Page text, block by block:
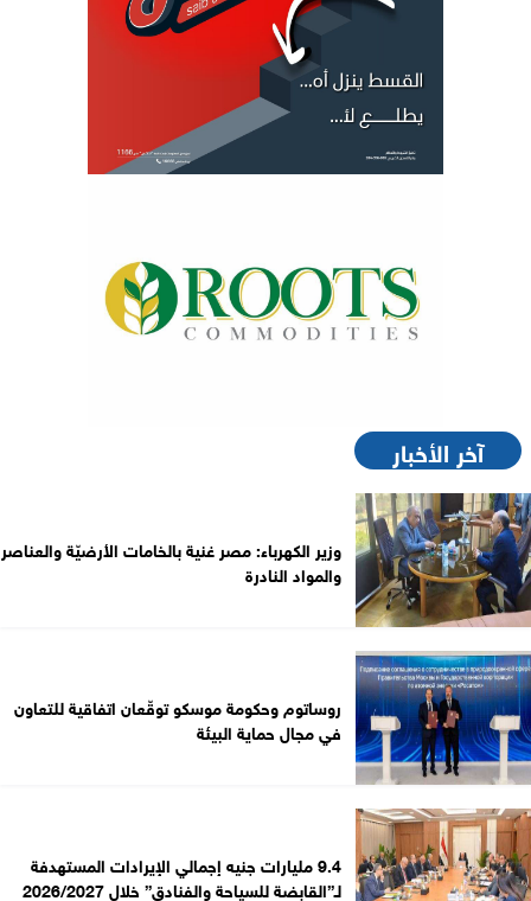
آخر الأخبار
وزير الكهرباء: مصر غنية بالخامات الأرضيّة والعناصر
والمواد النادرة
روساتوم وحكومة موسكو توقّعان اتفاقية للتعاون
في مجال حماية البيئة
9.4 مليارات جنيه إجمالي الإيرادات المستهدفة
لـ”القابضة للسياحة والفنادق” خلال 2026/2027